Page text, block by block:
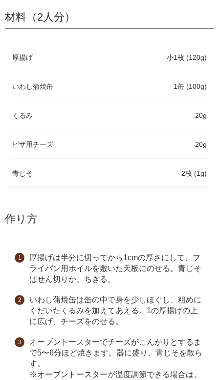
材料（2人分）
厚揚げ 小1枚 (120g)
いわし蒲焼缶 1缶 (100g)
くるみ 20g
ピザ用チーズ 20g
青じそ 2枚 (1g)
作り方
厚揚げは半分に切ってから1cmの厚さにして、フ
ライパン用ホイルを敷いた天板にのせる。青じそ
はせん切りか、ちぎる。
いわし蒲焼缶は缶の中で身を少しほぐし、粗めに
くだいたくるみを加えてあえる。1の厚揚げの上
に広げ、チーズをのせる。
オーブントースターでチーズがこんがりとするま
で5〜6分ほど焼きます。器に盛り、青じそを散ら
す。
※オーブントースターが温度調節できる場合は、